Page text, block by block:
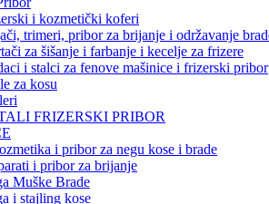
i kozmetički koferi
trimeri, pribor za brijanje i održavanje
za šišanje i farbanje i kecelje za frizere
i stalci za fenove mašinice i frizerski pribor
za kosu
FRIZERSKI PRIBOR
i pribor za negu kose i brade
i pribor za brijanje
Muške Brade
i stajling kose